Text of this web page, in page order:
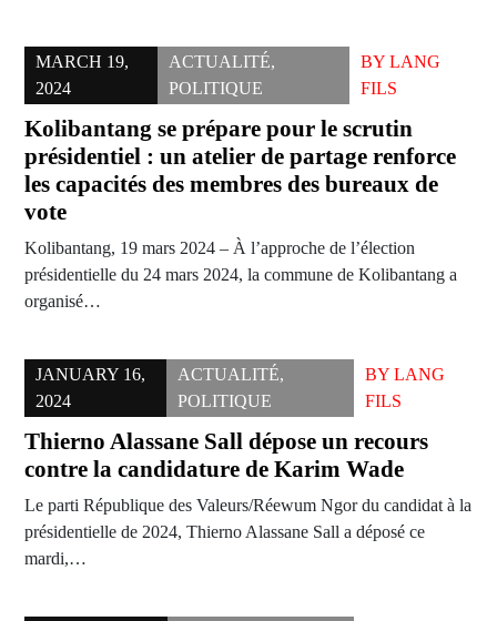
MARCH 19,
2024
ACTUALITÉ,
POLITIQUE
BYLANG
FILS
Kolibantang se prépare pour le scrutin
présidentiel : un atelier de partage renforce
les capacités des membres des bureaux de
vote
Kolibantang, 19 mars 2024 – À l’approche de l’élection
présidentielle du 24 mars 2024, la commune de Kolibantang a
organisé…
JANUARY 16,
2024
ACTUALITÉ,
POLITIQUE
BY LANG
FILS
Thierno Alassane Sall dépose un recours
contre la candidature de Karim Wade
Le parti République des Valeurs/Réewum Ngor du candidat à la
présidentielle de 2024, Thierno Alassane Sall a déposé ce
mardi,…